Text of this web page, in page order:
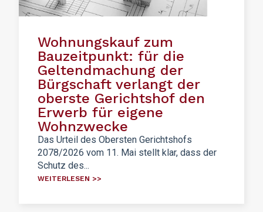
Wohnungskauf zum
Bauzeitpunkt: für die
Geltendmachung der
Bürgschaft verlangt der
oberste Gerichtshof den
Erwerb für eigene
Wohnzwecke
Das Urteil des Obersten Gerichtshofs
2078/2026 vom 11. Mai stellt klar, dass der
Schutz des...
WEITERLESEN >>